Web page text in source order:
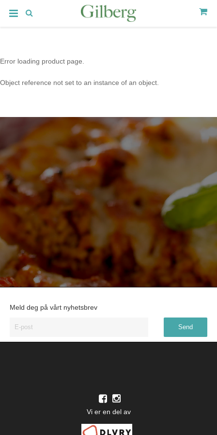
Error loading product page.
Object reference not set to an instance of an object.
Meld deg på vårt nyhetsbrev
Vi er en del av